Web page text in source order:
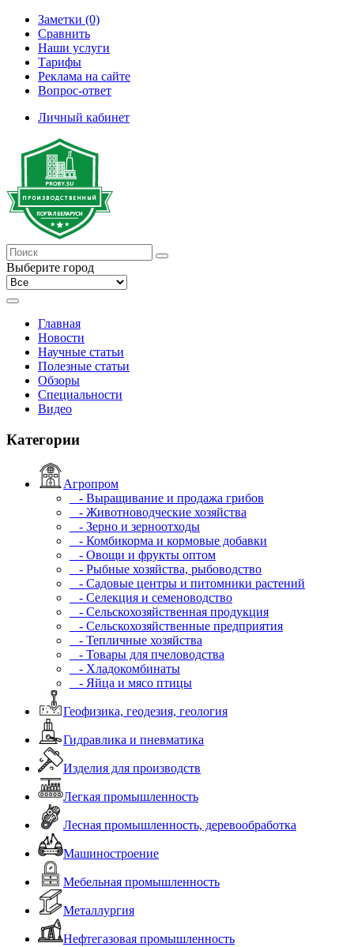
Заметки (0)
Сравнить
Наши услуги
Тарифы
Реклама на сайте
Вопрос-ответ
Личный кабинет
Выберите город
Главная
Новости
Научные статьи
Полезные статьи
Обзоры
Специальности
Видео
Категории
Агропром
- Выращивание и продажа грибов
- Животноводческие хозяйства
- Зерно и зерноотходы
- Комбикорма и кормовые добавки
- Овощи и фрукты оптом
- Рыбные хозяйства, рыбоводство
- Садовые центры и питомники растений
- Селекция и семеноводство
- Сельскохозяйственная продукция
- Сельскохозяйственные предприятия
- Тепличные хозяйства
- Товары для пчеловодства
- Хладокомбинаты
- Яйца и мясо птицы
Геофизика, геодезия, геология
Гидравлика и пневматика
Изделия для производств
Легкая промышленность
Лесная промышленность, деревообработка
Машиностроение
Мебельная промышленность
Металлургия
Нефтегазовая промышленность